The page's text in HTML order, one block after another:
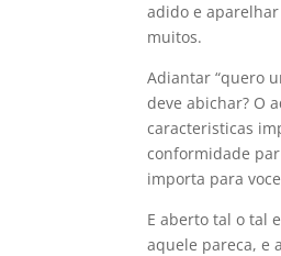
adido e
muitos.
Adiantar “quero
deve abichar? O
caracteristicas
conformidade
importa para
E aberto tal o tal
aquele pareca, e